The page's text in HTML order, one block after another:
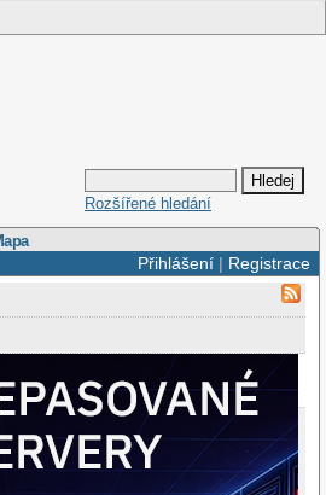
Rozšířené hledání
Přihlášení| Registrace